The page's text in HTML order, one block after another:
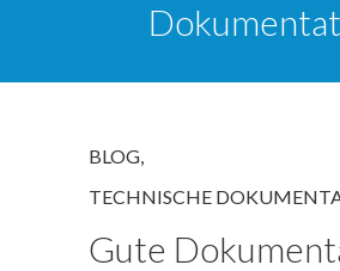
BLOG,
TECHNISCHE
Gute